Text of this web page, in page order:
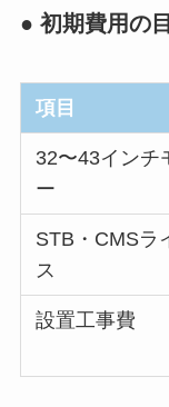
● 初期費用の
項目
32〜43インチ
ー
STB・CMSラ
ス
設置工事費